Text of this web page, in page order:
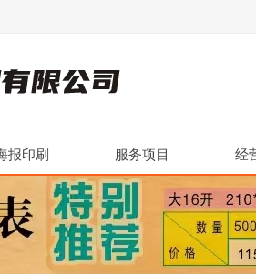
报印刷 服务项目 经